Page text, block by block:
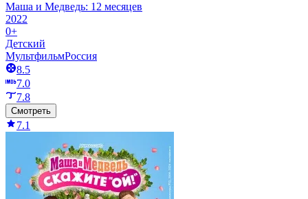
Маша и Медведь: 12 месяцев
2022
0+
Детский
МультфильмРоссия
8.5
7.0
7.8
Смотреть
7.1